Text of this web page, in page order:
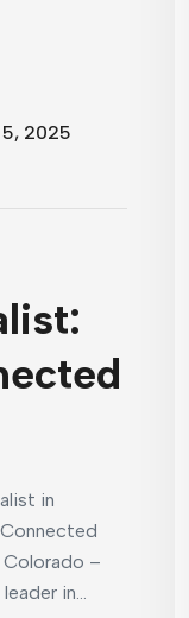
2025
in
Colorado –
in...